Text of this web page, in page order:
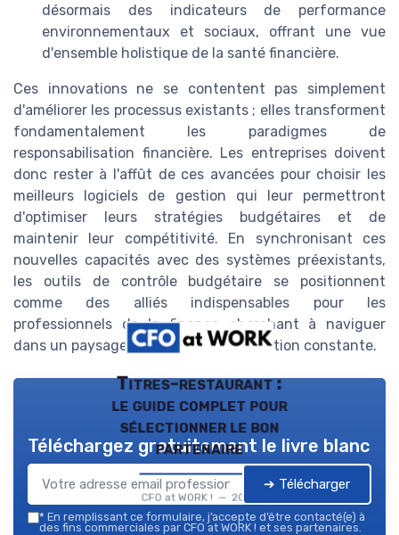
désormais des indicateurs de performance
environnementaux et sociaux, offrant une vue
d'ensemble holistique de la santé financière.
Ces innovations ne se contentent pas simplement
d'améliorer les processus existants ; elles transforment
fondamentalement les paradigmes de
responsabilisation financière. Les entreprises doivent
donc rester à l'affût de ces avancées pour choisir les
meilleurs logiciels de gestion qui leur permettront
d'optimiser leurs stratégies budgétaires et de
maintenir leur compétitivité. En synchronisant ces
nouvelles capacités avec des systèmes préexistants,
les outils de contrôle budgétaire se positionnent
comme des alliés indispensables pour les
professionnels de la finance cherchant à naviguer
dans un paysage économique en mutation constante.
Titres-restaurant :
le guide complet pour
sélectionner le bon
partenaire
CFO at WORK ! — 2026
Téléchargez gratuitement le livre blanc
➔ Télécharger
* En remplissant ce formulaire, j’accepte d’être contacté(e) à
des fins commerciales par CFO at WORK ! et ses partenaires.